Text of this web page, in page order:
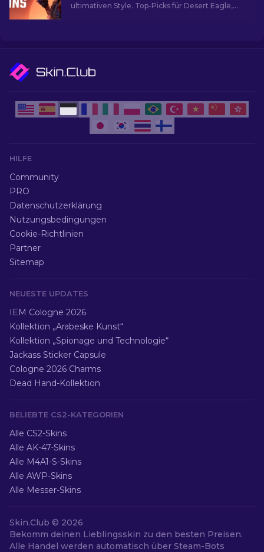
ultimativen Style. Top-Picks für Desert Eagle,
HILFE
Community
PRO
Datenschutzerklärung
Nutzungsbedingungen
Cookie-Richtlinien
Partner
Sitemap
NEUESTE UPDATES
IEM Cologne 2026
Kollektion „Arabeske Kunst“
Kollektion „Spionage und Technologie“
Jackass Sticker Capsule
Cologne 2026 Charms
Dead Hand-Kollektion
BELIEBTE CS2-KATEGORIEN
Alle CS2-Skins
Alle AK-47-Skins
Alle M4A1-S-Skins
Alle AWP-Skins
Alle Messer-Skins
Skin.Club © 2026
Bekomm deinen Lieblingsskin zu den besten Preisen.
Alle Handel werden automatisch über Steam-Bots